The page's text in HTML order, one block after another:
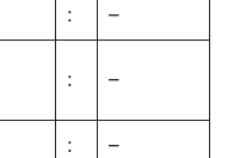
: –
: –
: –